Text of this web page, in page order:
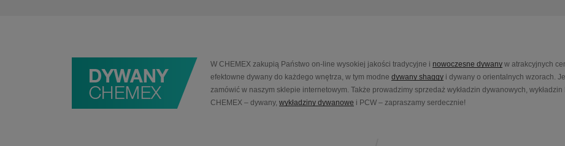
W CHEMEX zakupią Państwo on-line wysokiej jakości tradycyjne i nowoczesne dywany w atrakcyjnych
efektowne dywany do każdego wnętrza, w tym modne dywany shaggy i dywany o orientalnych wzorach.
zamówić w naszym sklepie internetowym. Także prowadzimy sprzedaż wykładzin dywanowych,
CHEMEX – dywany, wykładziny dywanowe i PCW – zapraszamy serdecznie!